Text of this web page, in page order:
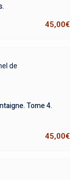
45,00€
de
Tome 4.
45,00€